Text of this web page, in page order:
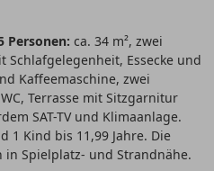
Personen: ca. 34 m², zwei
Schlafgelegenheit, Essecke und
Kaffeemaschine, zwei
Terrasse mit Sitzgarnitur
SAT-TV und Klimaanlage.
1 Kind bis 11,99 Jahre. Die
in Spielplatz- und Strandnähe.